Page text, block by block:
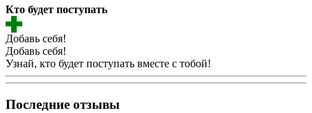
Кто будет поступать
Добавь себя!
Добавь себя!
Узнай, кто будет поступать вместе с тобой!
Последние отзывы